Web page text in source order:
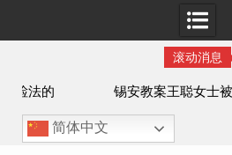
滚动消息
锡安教案王聪女士被抓更
简体中文